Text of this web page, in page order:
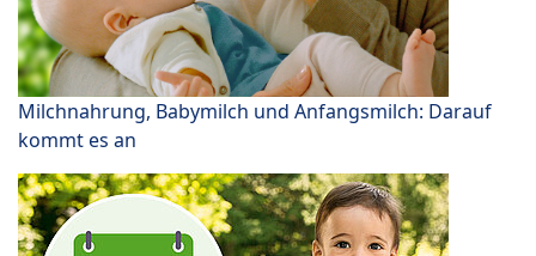
Milchnahrung, Babymilch und Anfangsmilch: Darauf
kommt es an